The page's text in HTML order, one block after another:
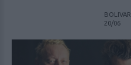
20/06